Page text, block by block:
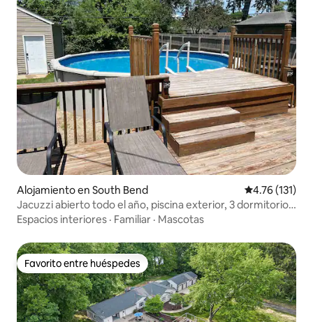
Alojamiento en South Bend Calificación
4.76 (131)
Jacuzzi abierto todo el año, piscina exterior, 3 dormitorios
y bar
Espacios interiores · Familiar · Mascotas
Favorito entre huéspedes
Favorito entre huéspedes